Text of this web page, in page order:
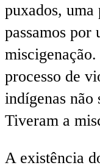
puxados, uma
passamos por
processo de
indígenas não
Tiveram a
A existência